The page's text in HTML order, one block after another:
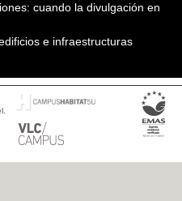
cuando la divulgación en
e infraestructuras